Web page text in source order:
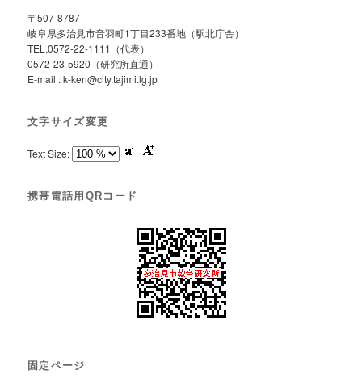
〒507-8787
岐阜県多治見市音羽町1丁目233番地（駅北庁舎）
TEL.0572-22-1111（代表）
0572-23-5920（研究所直通）
E-mail : k-ken@city.tajimi.lg.jp
文字サイズ変更
Text Size:
携帯電話用QRコード
固定ページ